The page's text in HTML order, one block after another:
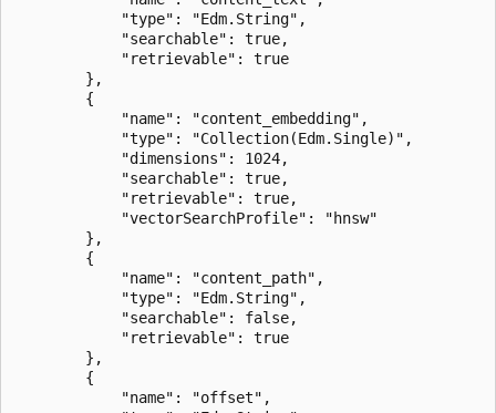
            "type": "Edm.String",
            "searchable": true,
            "retrievable": true
        },
        {
            "name": "content_embedding",
            "type": "Collection(Edm.Single)",
            "dimensions": 1024,
            "searchable": true,
            "retrievable": true,
            "vectorSearchProfile": "hnsw"
        },
        {
            "name": "content_path",
            "type": "Edm.String",
            "searchable": false,
            "retrievable": true
        },
        {
            "name": "offset",